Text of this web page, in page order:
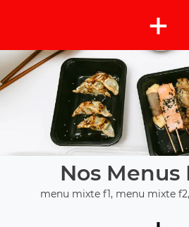
+
Nos Menus
menu mixte f1, menu mixte